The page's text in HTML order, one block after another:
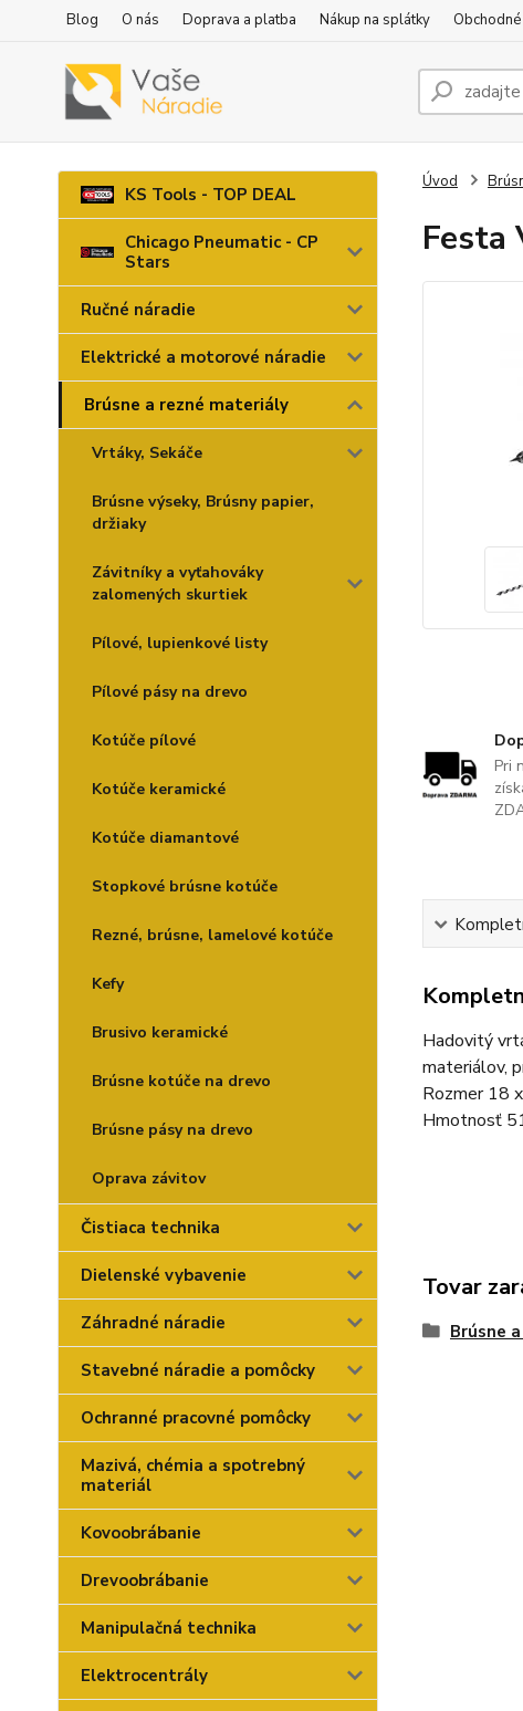
Blog O nás Doprava a platba Nákup na splátky
KS Tools - TOP DEAL
Chicago Pneumatic - CP
Stars
Ručné náradie
Elektrické a motorové náradie
Brúsne a rezné materiály
Vrtáky, Sekáče
Brúsne výseky, Brúsny papier,
držiaky
Závitníky a vyťahováky
zalomených skurtiek
Pílové, lupienkové listy
Pílové pásy na drevo
Kotúče pílové
Kotúče keramické
Kotúče diamantové
Stopkové brúsne kotúče
Rezné, brúsne, lamelové kotúče
Kefy
Brusivo keramické
Brúsne kotúče na drevo
Brúsne pásy na drevo
Oprava závitov
Čistiaca technika
Dielenské vybavenie
Záhradné náradie
Stavebné náradie a pomôcky
Ochranné pracovné pomôcky
Mazivá, chémia a spotrebný
materiál
Kovoobrábanie
Drevoobrábanie
Manipulačná technika
Elektrocentrály
Úvod
Festa
Pri
Hadovitý
materiálov,
Rozmer 18
Hmotnosť
Tovar
Brúsne